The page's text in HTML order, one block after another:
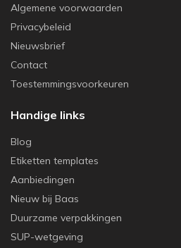
Algemene voorwaarden
Privacybeleid
Nieuwsbrief
Contact
Toestemmingsvoorkeuren
Handige links
Blog
Etiketten templates
Aanbiedingen
Nieuw bij Baas
Duurzame verpakkingen
SUP-wetgeving